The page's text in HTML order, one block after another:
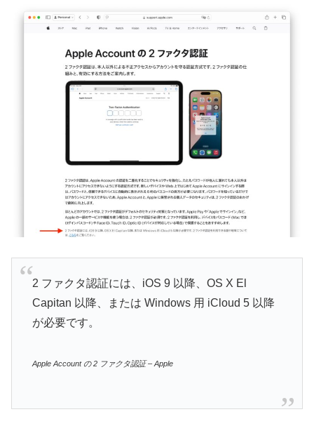
2 ファクタ認証には、iOS 9 以降、OS X El
Capitan 以降、または Windows 用 iCloud 5 以降
が必要です。
Apple Account の 2 ファクタ認証 – Apple